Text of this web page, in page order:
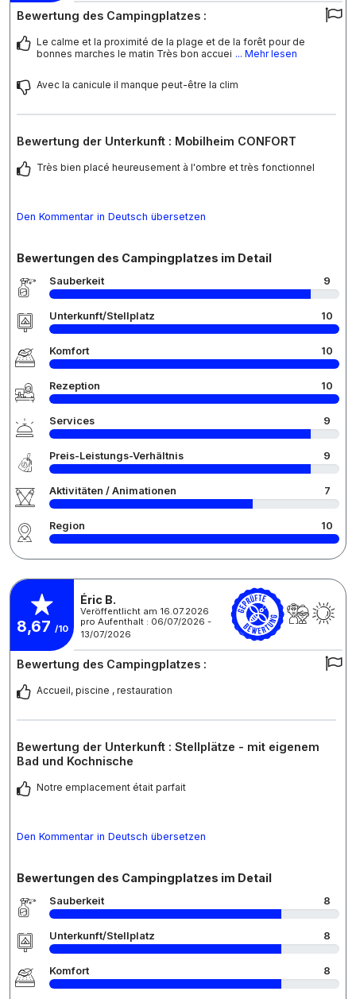
Bewertung des Campingplatzes :
Le calme et la proximité de la plage et de la forêt pour de
bonnes marches le matin Très bon accuei ... Mehr lesen
Avec la canicule il manque peut-être la clim
Bewertung der Unterkunft : Mobilheim CONFORT
Très bien placé heureusement à l'ombre et très fonctionnel
Den Kommentar in Deutsch übersetzen
Bewertungen des Campingplatzes im Detail
Sauberkeit 9
Unterkunft/Stellplatz 10
Komfort 10
Rezeption 10
Services 9
Preis-Leistungs-Verhältnis 9
Aktivitäten / Animationen 7
Region 10
8,67 /10
Éric B.
Veröffentlicht am 16.07.2026
pro Aufenthalt : 06/07/2026 -
13/07/2026
Bewertung des Campingplatzes :
Accueil, piscine , restauration
Bewertung der Unterkunft : Stellplätze - mit eigenem
Bad und Kochnische
Notre emplacement était parfait
Den Kommentar in Deutsch übersetzen
Bewertungen des Campingplatzes im Detail
Sauberkeit 8
Unterkunft/Stellplatz 8
Komfort 8